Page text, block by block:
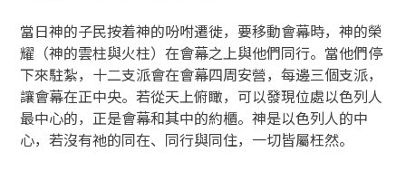
當日神的子民按着神的吩咐遷徙，要移動會幕時，神的榮
耀（神的雲柱與火柱）在會幕之上與他們同行。當他們停
下來駐紮，十二支派會在會幕四周安營，每邊三個支派，
讓會幕在正中央。若從天上俯瞰，可以發現位處以色列人
最中心的，正是會幕和其中的約櫃。神是以色列人的中
心，若沒有祂的同在、同行與同住，一切皆屬枉然。